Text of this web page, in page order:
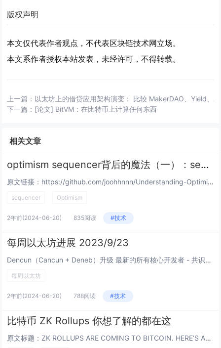
版权声明
本文仅代表作者观点，不代表区块链技术网立场。
本文系作者授权本站发表，未经许可，不得转载。
上一篇： 以太坊上的借贷应用架构演变： 比较 MakerDAO、Yield、
下一篇： [论文] BitVM：在比特币上计算任何东西
相关文章
optimism sequencer背后的魔法（一）：sequencer究竟是如何在l2上构建区块的
原文链接：https://github.com/joohhnnn/Understanding-Optimism-Code...
sequencer Optimism
2年前(2024-06-20) 835阅读 #技术
每周以太坊进展 2023/9/23
Dencun（Cancun + Deneb）升级 最新的所有核心开发者 - 共识（ACDC）视频会议。Chris...
每周以太坊
2年前(2024-06-20) 788阅读 #技术
比特币 ZK Rollups 你想了解的都在这
原文标题：ZK ROLLUPS ARE COMING TO BITCOIN. HERE’S ALL YOU NEE...